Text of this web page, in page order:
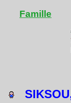
Famille